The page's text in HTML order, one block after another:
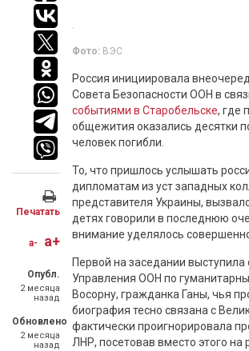
Печатать
a- a+
Опубл.
2 месяца
назад
Обновлено
2 месяца
назад
Фото: ВЭС
Россия инициировала
Совета Безопасности ООН в
событиями в Старобельске, где
общежития оказались десятки
человек погибли.
То, что пришлось услышать
дипломатам из уст западных
представителя Украины,
детях говорили в последнюю
внимание уделялось
Первой на заседании выступила
Управления ООН по
Восорну, гражданка Ганы, чья
биография тесно связана с
фактически проигнорировала
ЛНР, посетовав вместо этого на